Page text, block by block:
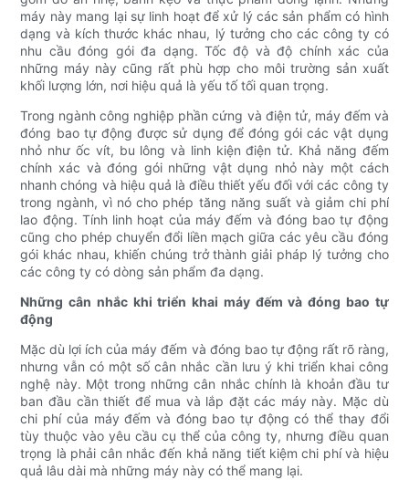
máy này mang lại sự linh hoạt để xử lý các sản phẩm có hình
dạng và kích thước khác nhau, lý tưởng cho các công ty có
nhu cầu đóng gói đa dạng. Tốc độ và độ chính xác của
những máy này cũng rất phù hợp cho môi trường sản xuất
khối lượng lớn, nơi hiệu quả là yếu tố tối quan trọng.
Trong ngành công nghiệp phần cứng và điện tử, máy đếm và
đóng bao tự động được sử dụng để đóng gói các vật dụng
nhỏ như ốc vít, bu lông và linh kiện điện tử. Khả năng đếm
chính xác và đóng gói những vật dụng nhỏ này một cách
nhanh chóng và hiệu quả là điều thiết yếu đối với các công ty
trong ngành, vì nó cho phép tăng năng suất và giảm chi phí
lao động. Tính linh hoạt của máy đếm và đóng bao tự động
cũng cho phép chuyển đổi liền mạch giữa các yêu cầu đóng
gói khác nhau, khiến chúng trở thành giải pháp lý tưởng cho
các công ty có dòng sản phẩm đa dạng.
Những cân nhắc khi triển khai máy đếm và đóng bao tự
động
Mặc dù lợi ích của máy đếm và đóng bao tự động rất rõ ràng,
nhưng vẫn có một số cân nhắc cần lưu ý khi triển khai công
nghệ này. Một trong những cân nhắc chính là khoản đầu tư
ban đầu cần thiết để mua và lắp đặt các máy này. Mặc dù
chi phí của máy đếm và đóng bao tự động có thể thay đổi
tùy thuộc vào yêu cầu cụ thể của công ty, nhưng điều quan
trọng là phải cân nhắc đến khả năng tiết kiệm chi phí và hiệu
quả lâu dài mà những máy này có thể mang lại.